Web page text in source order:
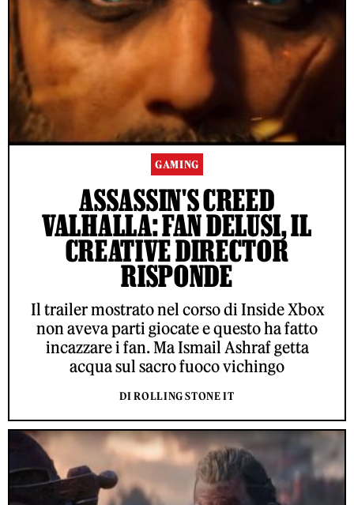
GAMING
ASSASSIN'S CREED
VALHALLA: FAN DELUSI, IL
CREATIVE DIRECTOR
RISPONDE
Il trailer mostrato nel corso di Inside Xbox
non aveva parti giocate e questo ha fatto
incazzare i fan. Ma Ismail Ashraf getta
acqua sul sacro fuoco vichingo
DI ROLLING STONE IT